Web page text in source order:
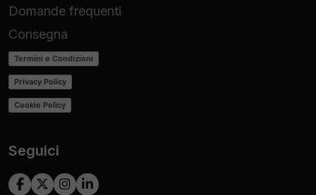
Domande frequenti
Consegna
Termini e Condizioni
Privacy Policy
Cookie Policy
Seguici